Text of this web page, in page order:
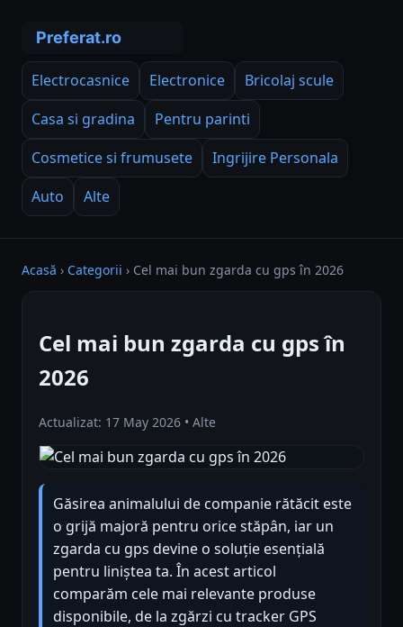
Electrocasnice Electronice
Bricolaj scule
Casa si gradina
Pentru parinti
Cosmetice si frumusete
Ingrijire Personala
Auto
Alte
Acasă › Categorii › Cel mai bun zgarda cu gps în 2026
Cel mai bun zgarda cu gps în
2026
Actualizat: 17 May 2026 • Alte
Găsirea animalului de companie rătăcit este
o grijă majoră pentru orice stăpân, iar un
zgarda cu gps devine o soluție esențială
pentru liniștea ta. În acest articol
comparăm cele mai relevante produse
disponibile, de la zgărzi cu tracker GPS